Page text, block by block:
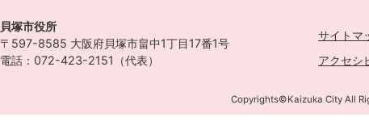
貝塚市役所
〒597-8585 大阪府貝塚市畠中1丁目17番1号
電話：072-423-2151（代表）
サイトマ
アクセシ
Copyrights©Kaizuka City All